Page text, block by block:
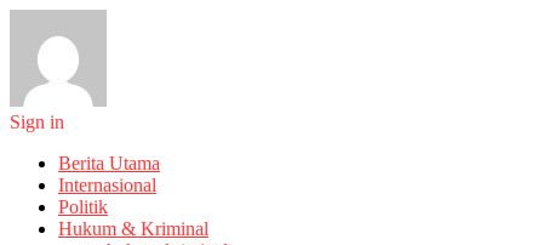
Sign in
Berita Utama
Internasional
Politik
Hukum & Kriminal